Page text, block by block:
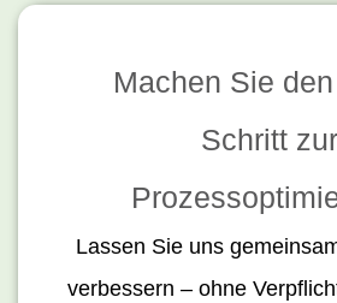
Machen Sie
Schritt zur
Lassen Sie uns
verbessern – ohne